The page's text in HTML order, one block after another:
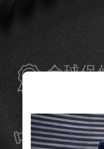
全球保
Samsonite承
服務與
我們以最優質